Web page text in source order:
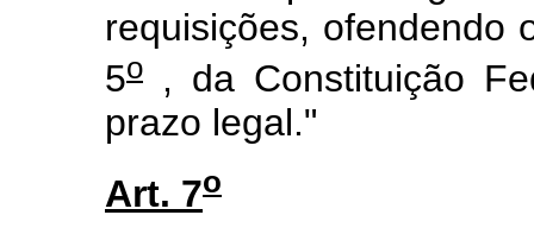
requisições, ofendendo
5o , da Constituição
prazo legal."
Art. 7o